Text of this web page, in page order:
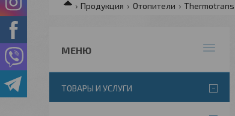
Продукция Отопители Thermotrans
ТОВАРЫ И УСЛУГИ